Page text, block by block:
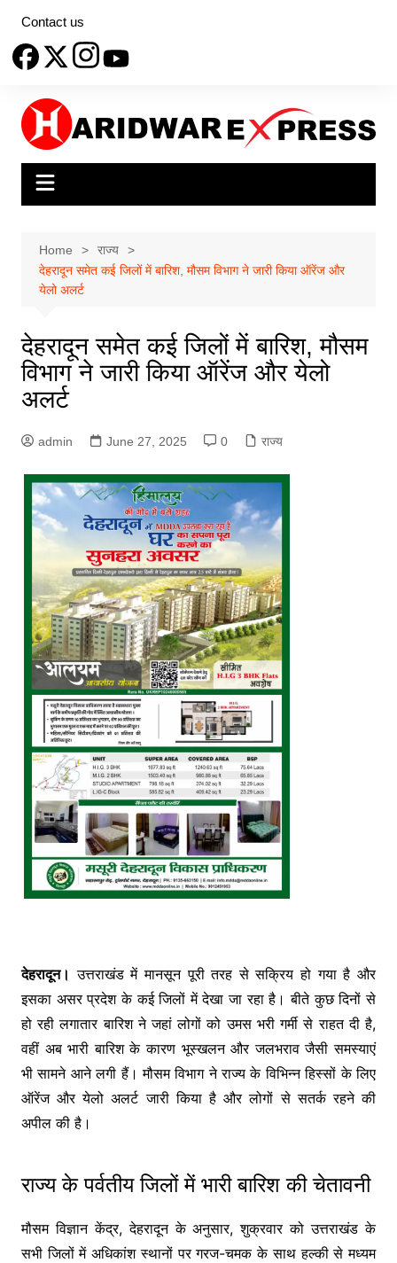
content
Contact us
Home
राज्य
देहरादून समेत कई जिलों में बारिश, मौसम विभाग ने जारी किया ऑरेंज और
येलो अलर्ट
देहरादून समेत कई जिलों में बारिश, मौसम
विभाग ने जारी किया ऑरेंज और येलो
अलर्ट
admin June 27, 2025 0 राज्य
देहरादून। उत्तराखंड में मानसून पूरी तरह से सक्रिय हो गया है और
इसका असर प्रदेश के कई जिलों में देखा जा रहा है। बीते कुछ दिनों से
हो रही लगातार बारिश ने जहां लोगों को उमस भरी गर्मी से राहत दी है,
वहीं अब भारी बारिश के कारण भूस्खलन और जलभराव जैसी समस्याएं
भी सामने आने लगी हैं। मौसम विभाग ने राज्य के विभिन्न हिस्सों के लिए
ऑरेंज और येलो अलर्ट जारी किया है और लोगों से सतर्क रहने की
अपील की है।
राज्य के पर्वतीय जिलों में भारी बारिश की चेतावनी
मौसम विज्ञान केंद्र, देहरादून के अनुसार, शुक्रवार को उत्तराखंड के
सभी जिलों में अधिकांश स्थानों पर गरज-चमक के साथ हल्की से मध्यम